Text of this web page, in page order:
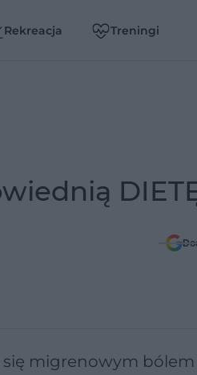
Rekreacja Treningi
migrenowym bólem